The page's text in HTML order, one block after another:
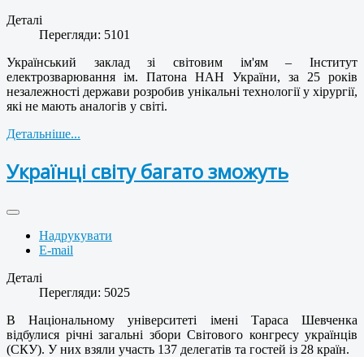
Деталі
Перегляди: 5101
Український заклад зі світовим ім'ям – Інститут
електрозварювання ім. Патона НАН України, за 25 років
незалежності держави розробив унікальні технології у хірургії,
які не мають аналогів у світі.
Детальніше...
Українці світу багато зможуть
Надрукувати
E-mail
Деталі
Перегляди: 5025
В Національному університеті імені Тараса Шевченка
відбулися річні загальні збори Світового конгресу українців
(СКУ). У них взяли участь 137 делегатів та гостей із 28 країн.